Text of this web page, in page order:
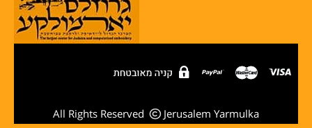
All Rights Reserved Jerusalem Yarmulka